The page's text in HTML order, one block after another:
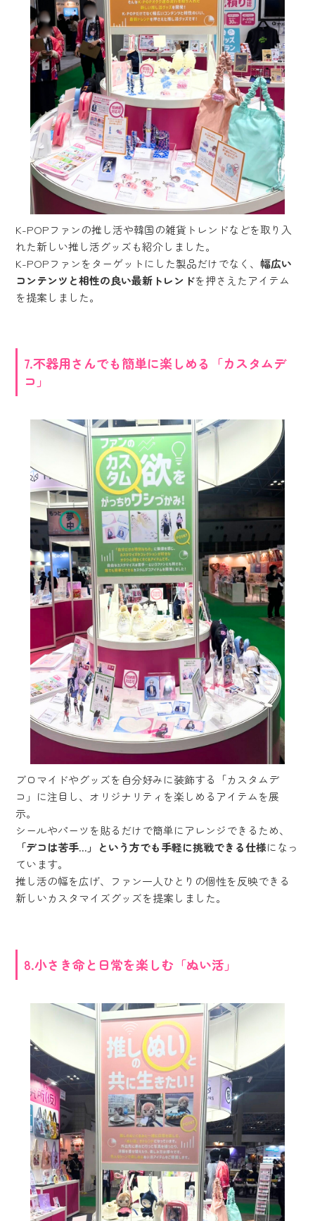
K-POPファンの推し活や韓国の雑貨トレンドなどを取り入
れた新しい推し活グッズも紹介しました。
K-POPファンをターゲットにした製品だけでなく、幅広い
コンテンツと相性の良い最新トレンドを押さえたアイテム
を提案しました。
7.不器用さんでも簡単に楽しめる「カスタムデ
コ」
ブロマイドやグッズを自分好みに装飾する「カスタムデ
コ」に注目し、オリジナリティを楽しめるアイテムを展
示。
シールやパーツを貼るだけで簡単にアレンジできるため、
「デコは苦手…」という方でも手軽に挑戦できる仕様になっ
ています。
推し活の幅を広げ、ファン一人ひとりの個性を反映できる
新しいカスタマイズグッズを提案しました。
8.小さき命と日常を楽しむ「ぬい活」